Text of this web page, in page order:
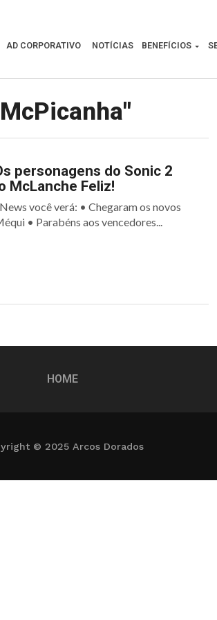
AD CORPORATIVO NOTÍCIAS BENEFÍCIOS
personagens do Sonic 2
McLanche Feliz!
você verá: • Chegaram os novos
• Parabéns aos vencedores...
HOME
© 2025 Arcos Dorados